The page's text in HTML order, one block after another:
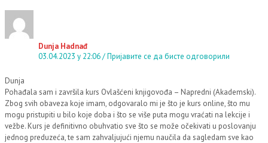
Dunja Hadnađ
03.04.2023 у 22:06
Пријавите се да бисте одговорили
Dunja
Pohađala sam i završila kurs Ovlašćeni knjigovođa – Napredni (Akademski).
Zbog svih obaveza koje imam, odgovaralo mi je što je kurs online, što mu
mogu pristupiti u bilo koje doba i što se više puta mogu vraćati na lekcije i
vežbe. Kurs je definitivno obuhvatio sve što se može očekivati u poslovanju
jednog preduzeća, te sam zahvaljujući njemu naučila da sagledam sve kao